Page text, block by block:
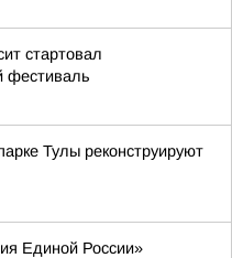
стартовал
фестиваль
Тулы реконструируют
Единой России»